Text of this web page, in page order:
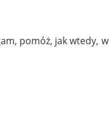
pomóż, jak wtedy, w